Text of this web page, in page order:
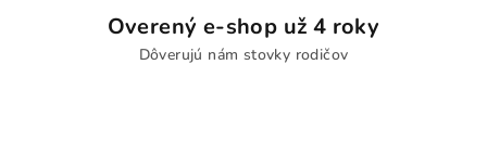
Overený e-shop už 4 roky
Dôverujú nám stovky rodičov